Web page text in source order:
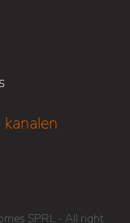
SPRL - All right